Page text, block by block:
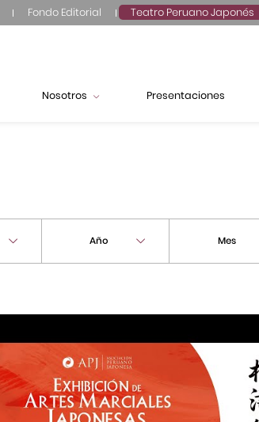
Fondo Editorial Teatro Peruano Japonés
Nosotros Presentaciones
Año Mes